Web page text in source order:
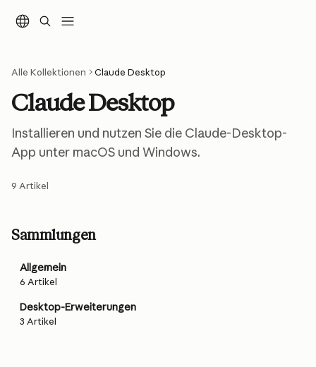
Alle Kollektionen Claude Desktop
Claude Desktop
Installieren und nutzen Sie die Claude-Desktop-
App unter macOS und Windows.
9 Artikel
Sammlungen
Allgemein
6 Artikel
Desktop-Erweiterungen
3 Artikel